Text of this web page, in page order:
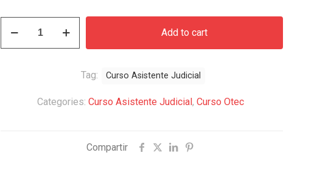
was:
$328.000.
is:
Asistente
Judicial
Add to cart
Categories: Curso Asistente Judicial, Curso Otec
Tag: Curso Asistente Judicial
Compartir